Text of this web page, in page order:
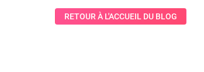
RETOUR À L'ACCUEIL DU BLOG